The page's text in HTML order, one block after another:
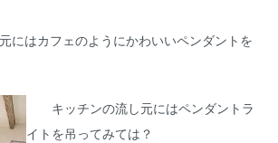
にはカフェのようにかわいいペンダントを
キッチンの流し元にはペンダントラ
イトを吊ってみては？